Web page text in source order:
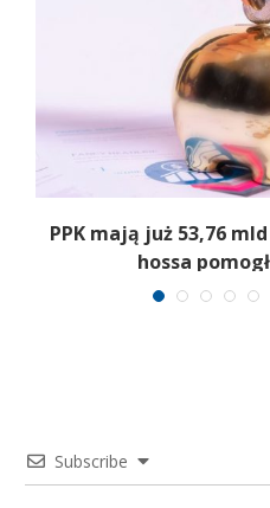
PPK mają już 53,76
hossa
Subscribe